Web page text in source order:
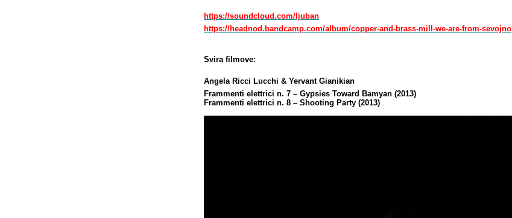
https://soundcloud.com/ljuban
https://headnod.bandcamp.com/album/copper-and-brass-mill-we-are-from-sevojno
Svira filmove:
Angela Ricci Lucchi & Yervant Gianikian
Frammenti elettrici n. 7 – Gypsies Toward Bamyan (2013)
Frammenti elettrici n. 8 – Shooting Party (2013)